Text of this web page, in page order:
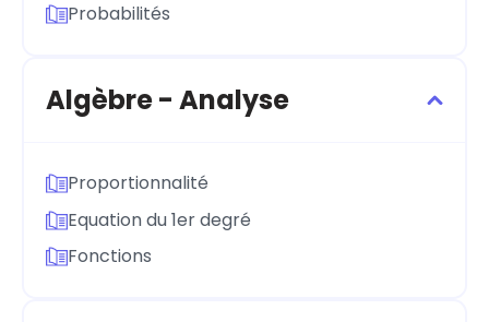
Probabilités
Algèbre - Analyse
Proportionnalité
Equation du 1er degré
Fonctions